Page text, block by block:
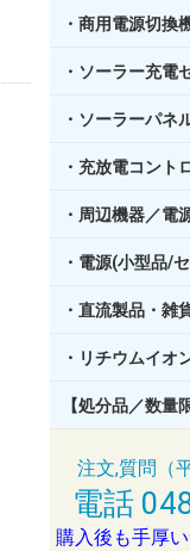
・商用電源切換
・ソーラー充電
・ソーラーパネ
・充放電コント
・周辺機器／電
・電源(小型品/
・直流製品・雑
・リチウムイオ
【処分品／数量
注文,質問（
電話
購入後も手厚い